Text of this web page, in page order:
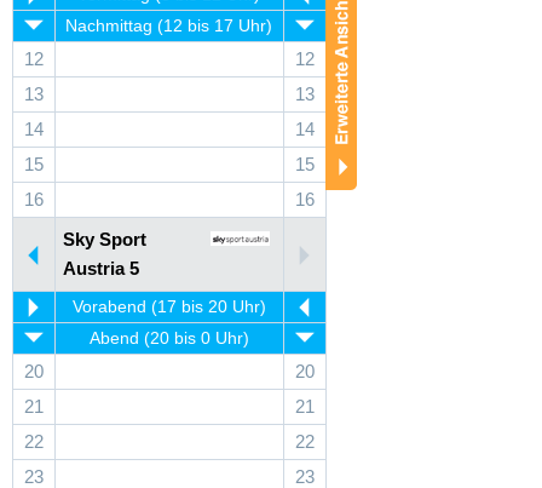
Nachmittag (12 bis 17 Uhr)
12
12
13
13
14
14
15
15
16
16
Sky Sport
Austria 5
Vorabend (17 bis 20 Uhr)
Abend (20 bis 0 Uhr)
20
20
21
21
22
22
23
23